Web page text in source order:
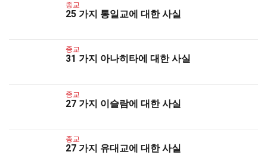
종교
25 가지 통일교에 대한 사실
종교
31 가지 아나히타에 대한 사실
종교
27 가지 이슬람에 대한 사실
종교
27 가지 유대교에 대한 사실